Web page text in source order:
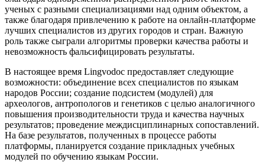
ученых с разными специализациями над одним объектом, а
также благодаря привлечению к работе на онлайн-платформе
лучших специалистов из других городов и стран. Важную
роль также сыграли алгоритмы проверки качества работы и
невозможность фальсифицировать результаты.
В настоящее время Lingvodoc предоставляет следующие
возможности: объединение всех специалистов по языкам
народов России; создание подсистем (модулей) для
археологов, антропологов и генетиков с целью аналогичного
повышения производительности труда и качества научных
результатов; проведение междисциплинарных сопоставлений.
На базе результатов, полученных в процессе работы
платформы, планируется создание прикладных учебных
модулей по обучению языкам России.